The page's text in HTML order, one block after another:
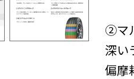
②マ
深い
偏摩